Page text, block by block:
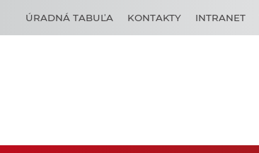
ÚRADNÁ TABUĽA KONTAKTY INTRANET